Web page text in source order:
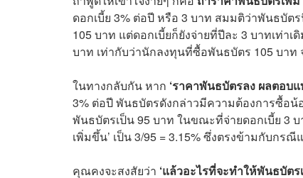
ดอกเบี้ย 3% ต่อปี หรือ 3 บาท สมมติว่าพันธบั
105 บาท แต่ดอกเบี้ยก็ยังจ่ายที่ปีละ 3 บาทเท่า
บาท เท่ากับว่านักลงทุนที่ซื้อพันธบัตร 105 บาท
ในทางกลับกัน หาก ‘ราคาพันธบัตรลง ผลตอบ
3% ต่อปี พันธบัตรดังกล่าวมีความต้องการซื้อ
พันธบัตรเป็น 95 บาท ในขณะที่จ่ายดอกเบี้ย 3
เพิ่มขึ้น’ เป็น 3/95 = 3.15% ซึ่งตรงข้ามกับกรณี
คุณคงจะสงสัยว่า ‘แล้วอะไรที่จะทำให้พันธบัต